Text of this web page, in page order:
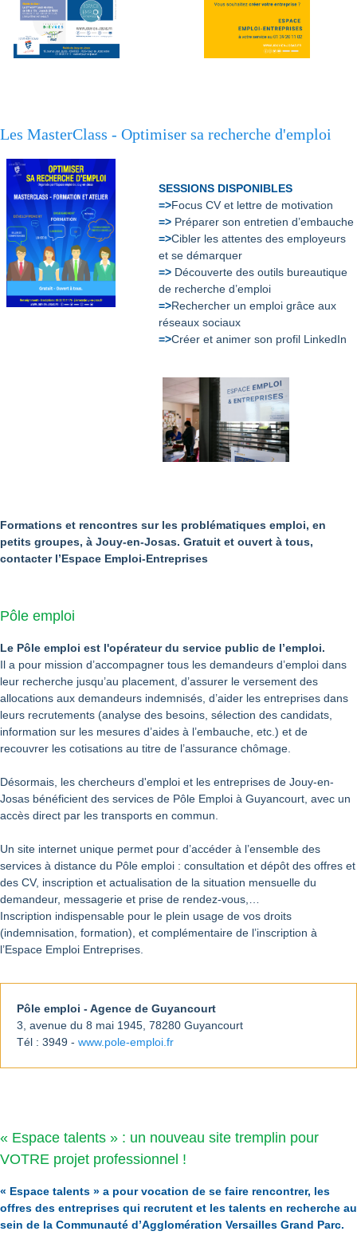
Les MasterClass - Optimiser sa recherche d'emploi
SESSIONS DISPONIBLES
=>Focus CV et lettre de motivation
=> Préparer son entretien d’embauche
=>Cibler les attentes des employeurs
et se démarquer
=> Découverte des outils bureautique
de recherche d’emploi
=>Rechercher un emploi grâce aux
réseaux sociaux
=>Créer et animer son profil LinkedIn
Formations et rencontres sur les problématiques emploi, en
petits groupes, à Jouy-en-Josas. Gratuit et ouvert à tous,
contacter l’Espace Emploi-Entreprises
Pôle emploi
Le Pôle emploi est l'opérateur du service public de l’emploi.
Il a pour mission d’accompagner tous les demandeurs d’emploi dans
leur recherche jusqu’au placement, d’assurer le versement des
allocations aux demandeurs indemnisés, d’aider les entreprises dans
leurs recrutements (analyse des besoins, sélection des candidats,
information sur les mesures d’aides à l’embauche, etc.) et de
recouvrer les cotisations au titre de l’assurance chômage.
Désormais, les chercheurs d'emploi et les entreprises de Jouy-en-
Josas bénéficient des services de Pôle Emploi à Guyancourt, avec un
accès direct par les transports en commun.
Un site internet unique permet pour d’accéder à l’ensemble des
services à distance du Pôle emploi : consultation et dépôt des offres et
des CV, inscription et actualisation de la situation mensuelle du
demandeur, messagerie et prise de rendez-vous,…
Inscription indispensable pour le plein usage de vos droits
(indemnisation, formation), et complémentaire de l’inscription à
l’Espace Emploi Entreprises.
Pôle emploi - Agence de Guyancourt
3, avenue du 8 mai 1945, 78280 Guyancourt
Tél : 3949 - www.pole-emploi.fr
« Espace talents » : un nouveau site tremplin pour
VOTRE projet professionnel !
« Espace talents » a pour vocation de se faire rencontrer, les
offres des entreprises qui recrutent et les talents en recherche au
sein de la Communauté d’Agglomération Versailles Grand Parc.